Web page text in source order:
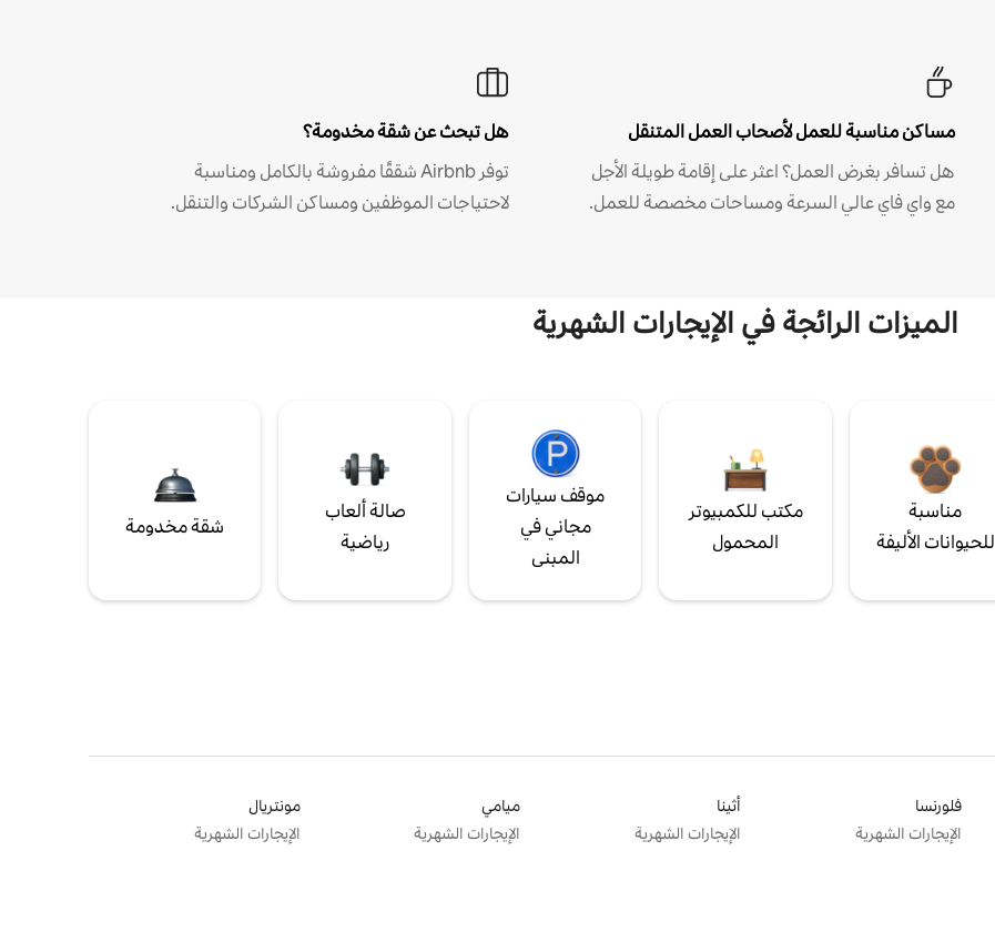
مساكن مناسبة للعمل لأصحاب العمل المتنقل
هل تسافر بغرض العمل؟ اعثر على إقامة طويلة الأجل
مع واي فاي عالي السرعة ومساحات مخصصة للعمل.
هل تبحث عن شقة مخدومة؟
توفر Airbnb شققًا مفروشة بالكامل ومناسبة
لاحتياجات الموظفين ومساكن الشركات والتنقل.
الميزات الرائجة في الإيجارات الشهرية
مناسبة
للحيوانات الأليفة
مكتب للكمبيوتر
المحمول
موقف سيارات
مجاني في
المبنى
صالة ألعاب
رياضية
شقة مخدومة
فلورنسا
الإيجارات الشهرية
أثينا
الإيجارات الشهرية
ميامي
الإيجارات الشهرية
مونتريال
الإيجارات الشهرية